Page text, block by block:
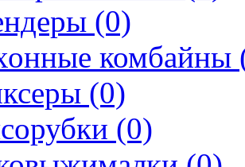
(0)
комбайны
(0)
(0)